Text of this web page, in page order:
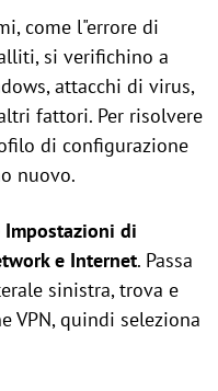
come l"errore di
si verifichino a
attacchi di virus,
fattori. Per risolvere
di configurazione
nuovo.
Impostazioni di
e Internet. Passa
sinistra, trova e
VPN, quindi seleziona